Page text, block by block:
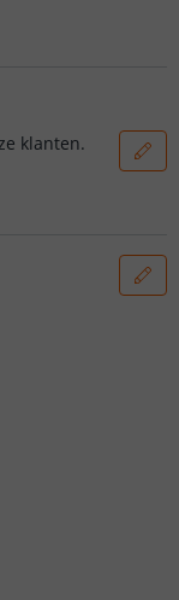
klanten.